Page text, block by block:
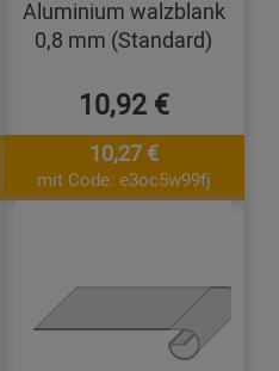
Aluminium walzblank
0,8 mm (Standard)
10,92 €
10,27 €
mit Code: e3oc5w99fj